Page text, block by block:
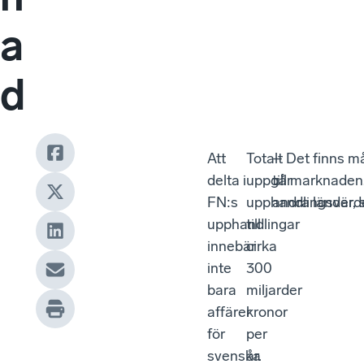
a
d
Att
delta i
FN:s
upphandlingar
innebär
inte
bara
affärer
för
svenska
Totalt
uppgår
till
cirka
300
miljarder
kronor
per
år.
– Det finns
till
andra länder,